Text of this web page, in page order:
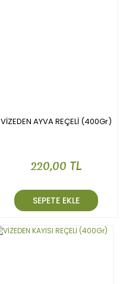
VİZEDEN AYVA REÇELİ (400Gr)
220,00 TL
SEPETE EKLE